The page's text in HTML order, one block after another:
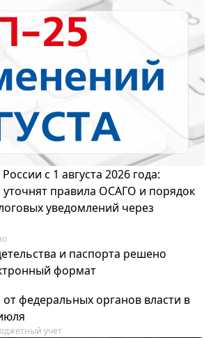
с 1 августа 2026 года:
уточнят правила ОСАГО и порядок
уведомлений через
и паспорта решено
формат
федеральных органов власти в
учет